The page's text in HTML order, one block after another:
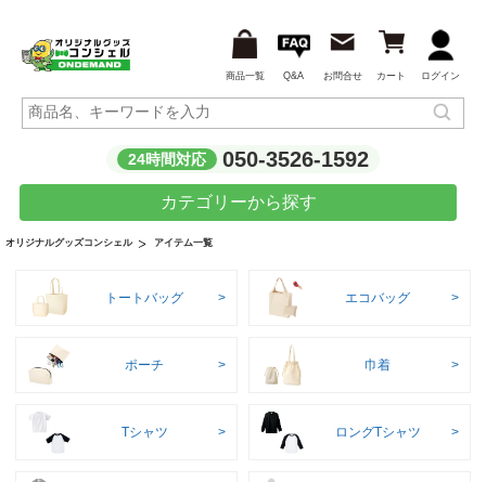
商品一覧 Q&A お問合せ カート ログイン
24時間対応 050-3526-1592
カテゴリーから探す
オリジナルグッズコンシェル アイテム一覧
トートバッグ エコバッグ
ポーチ 巾着
Tシャツ ロングTシャツ